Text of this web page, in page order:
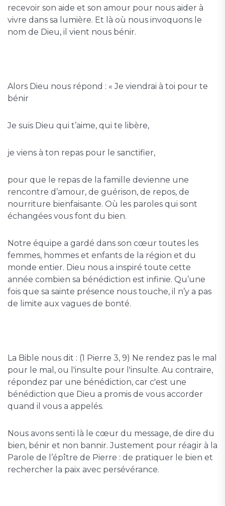
recevoir son aide et son amour pour nous aider à
vivre dans sa lumière. Et là où nous invoquons le
nom de Dieu, il vient nous bénir.
Alors Dieu nous répond : « Je viendrai à toi pour te
bénir
Je suis Dieu qui t’aime, qui te libère,
je viens à ton repas pour le sanctifier,
pour que le repas de la famille devienne une
rencontre d’amour, de guérison, de repos, de
nourriture bienfaisante. Où les paroles qui sont
échangées vous font du bien.
Notre équipe a gardé dans son cœur toutes les
femmes, hommes et enfants de la région et du
monde entier. Dieu nous a inspiré toute cette
année combien sa bénédiction est infinie. Qu’une
fois que sa sainte présence nous touche, il n’y a pas
de limite aux vagues de bonté.
La Bible nous dit : (1 Pierre 3, 9) Ne rendez pas le mal
pour le mal, ou l'insulte pour l'insulte. Au contraire,
répondez par une bénédiction, car c'est une
bénédiction que Dieu a promis de vous accorder
quand il vous a appelés.
Nous avons senti là le cœur du message, de dire du
bien, bénir et non bannir. Justement pour réagir à la
Parole de l’épître de Pierre : de pratiquer le bien et
rechercher la paix avec persévérance.